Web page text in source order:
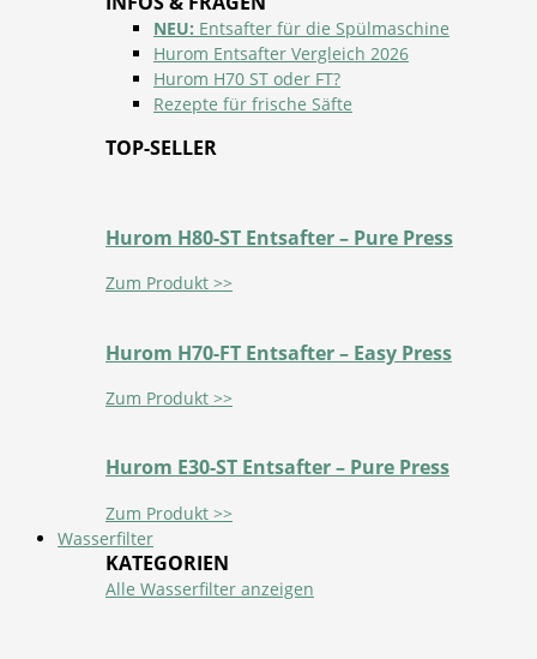
NEU: Entsafter für die Spülmaschine
Hurom Entsafter Vergleich 2026
Hurom H70 ST oder FT?
Rezepte für frische Säfte
TOP-SELLER
Hurom H80-ST Entsafter – Pure Press
Zum Produkt >>
Hurom H70-FT Entsafter – Easy Press
Zum Produkt >>
Hurom E30-ST Entsafter – Pure Press
Zum Produkt >>
Wasserfilter
KATEGORIEN
Alle Wasserfilter anzeigen